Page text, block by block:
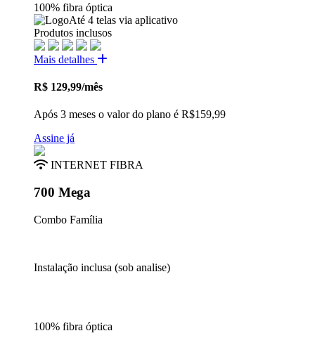
100% fibra óptica
Até 4 telas via aplicativo
Produtos inclusos
Mais detalhes
R$ 129,99/mês
Após 3 meses o valor do plano é R$159,99
Assine já
INTERNET FIBRA
700 Mega
Combo Família
Instalação inclusa (sob analise)
100% fibra óptica